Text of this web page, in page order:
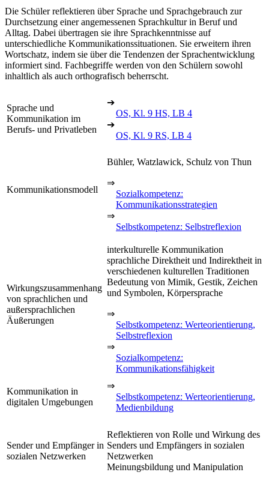
Die Schüler reflektieren über Sprache und Sprachgebrauch zur
Durchsetzung einer angemessenen Sprachkultur in Beruf und
Alltag. Dabei übertragen sie ihre Sprachkenntnisse auf
unterschiedliche Kommunikationssituationen. Sie erweitern ihren
Wortschatz, indem sie über die Tendenzen der Sprachentwicklung
informiert sind. Fachbegriffe werden von den Schülern sowohl
inhaltlich als auch orthografisch beherrscht.
Sprache und
Kommunikation im
Berufs- und Privatleben
➔
OS, Kl. 9 HS, LB 4
➔
OS, Kl. 9 RS, LB 4
Kommunikationsmodell
Bühler, Watzlawick, Schulz von Thun
⇒
Sozialkompetenz:
Kommunikationsstrategien
⇒
Selbstkompetenz: Selbstreflexion
Wirkungszusammenhang
von sprachlichen und
außersprachlichen
Äußerungen
interkulturelle Kommunikation
sprachliche Direktheit und Indirektheit in
verschiedenen kulturellen Traditionen
Bedeutung von Mimik, Gestik, Zeichen
und Symbolen, Körpersprache
⇒
Selbstkompetenz: Werteorientierung,
Selbstreflexion
⇒
Sozialkompetenz:
Kommunikationsfähigkeit
Kommunikation in
digitalen Umgebungen
⇒
Selbstkompetenz: Werteorientierung,
Medienbildung
Sender und Empfänger in
sozialen Netzwerken
Reflektieren von Rolle und Wirkung des
Senders und Empfängers in sozialen
Netzwerken
Meinungsbildung und Manipulation